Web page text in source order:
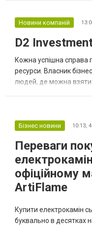
Новини компаній
D2
Кожна успішна справа
ресурси. Власник
людей, де можна взяти
Бізнес новини 10:13,
Переваги
офіційному
ArtiFlame
Купити електрокамін
буквально в десятках